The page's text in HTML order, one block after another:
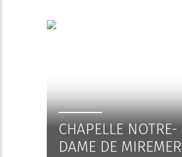
CHAPELLE NOTRE-
DAME DE MIREMER